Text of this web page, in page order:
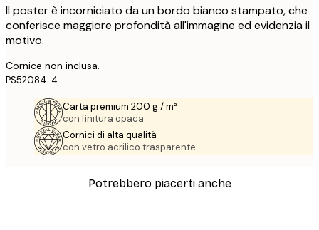
Il poster è incorniciato da un bordo bianco stampato, che
conferisce maggiore profondità all'immagine ed evidenzia il
motivo.
Cornice non inclusa.
PS52084-4
Carta premium 200 g / m²
con finitura opaca.
Cornici di alta qualità
con vetro acrilico trasparente.
Potrebbero piacerti anche